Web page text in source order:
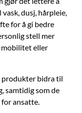
dusj, hårpleie,
for å gi bedre
stell mer
mobilitet eller
produkter bidra til
samtidig som de
ansatte.